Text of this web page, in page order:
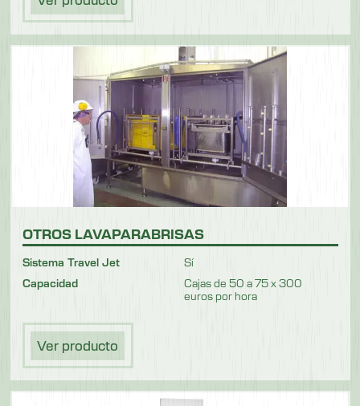
OTROS LAVAPARABRISAS
Sistema Travel Jet
Sí
Capacidad
Cajas de 50 a 75 x 300
euros por hora
Ver producto